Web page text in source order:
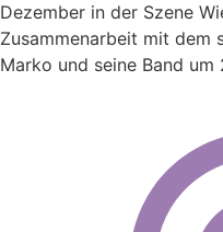
Dezember in der Szene
Zusammenarbeit mit dem
Marko und seine Band